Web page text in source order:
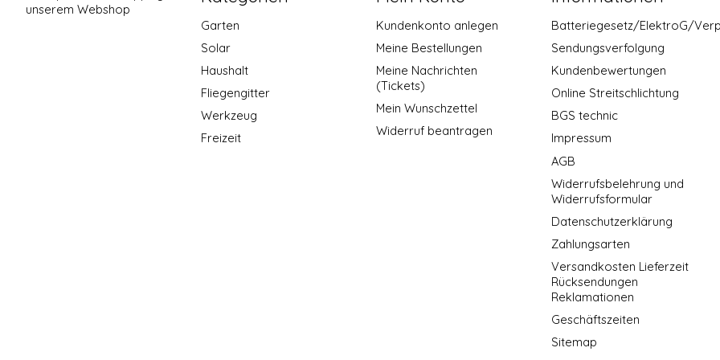
unserem Webshop
Garten
Solar
Haushalt
Fliegengitter
Werkzeug
Freizeit
Kundenkonto anlegen
Meine Bestellungen
Meine Nachrichten
(Tickets)
Mein Wunschzettel
Widerruf beantragen
Batteriegesetz/ElektroG/
Sendungsverfolgung
Kundenbewertungen
Online Streitschlichtung
BGS technic
Impressum
AGB
Widerrufsbelehrung und
Widerrufsformular
Datenschutzerklärung
Zahlungsarten
Versandkosten Lieferzeit
Rücksendungen
Reklamationen
Geschäftszeiten
Sitemap